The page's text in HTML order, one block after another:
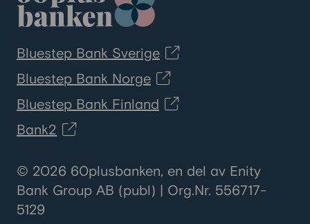
Bluestep Bank Sverige
Bluestep Bank Norge
Bluestep Bank Finland
Bank2
© 2026 60plusbanken, en del av Enity
Bank Group AB (publ) | Org.Nr. 556717-
5129